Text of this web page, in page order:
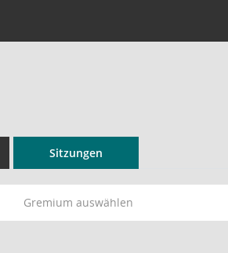
Sitzungen
Gremium auswählen